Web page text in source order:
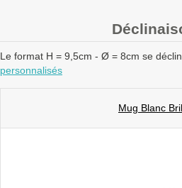
Le format H = 9,5cm - Ø = 8cm se
personnalisés
Mug Blanc